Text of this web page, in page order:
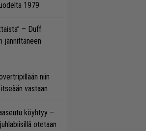
1979
– Duff
jännittäneen
niin
vastaan
köyhtyy –
otetaan